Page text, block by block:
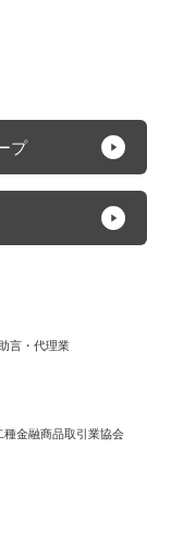
プ
言・代理業
種金融商品取引業協会